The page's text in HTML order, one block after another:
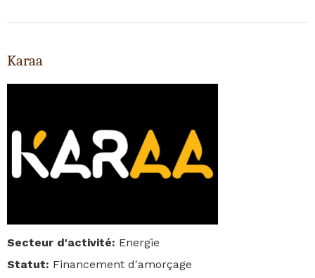
Karaa
Secteur d'activité: Energie
Statut: Financement d'amorçage